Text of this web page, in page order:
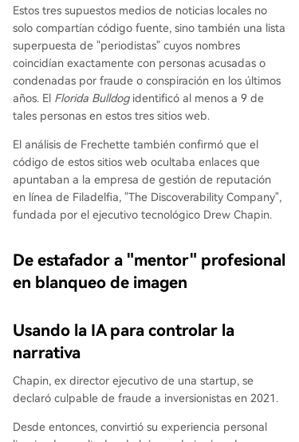
Estos tres supuestos medios de noticias locales no
solo compartían código fuente, sino también una lista
superpuesta de "periodistas" cuyos nombres
coincidían exactamente con personas acusadas o
condenadas por fraude o conspiración en los últimos
años. El Florida Bulldogidentificó al menos a 9 de
tales personas en estos tres sitios web.
El análisis de Frechette también confirmó que el
código de estos sitios web ocultaba enlaces que
apuntaban a la empresa de gestión de reputación
en línea de Filadelfia, "The Discoverability Company",
fundada por el ejecutivo tecnológico Drew Chapin.
De estafador a "mentor" profesional
en blanqueo de imagen
Usando la IA para controlar la
narrativa
Chapin, ex director ejecutivo de una startup, se
declaró culpable de fraude a inversionistas en 2021.
Desde entonces, convirtió su experiencia personal